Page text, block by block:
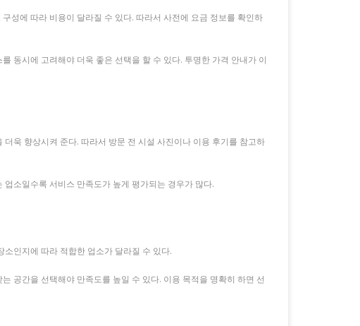
성에 따라 비용이 달라질 수 있다. 따라서 사전에 요금 정보를 확인하
동시에 고려해야 더욱 좋은 선택을 할 수 있다. 투명한 가격 안내가 이
욱 향상시켜 준다. 따라서 방문 전 시설 사진이나 이용 후기를 참고하
소일수록 서비스 만족도가 높게 평가되는 경우가 많다.
인지에 따라 적합한 업소가 달라질 수 있다.
공간을 선택해야 만족도를 높일 수 있다. 이용 목적을 명확히 하면 선